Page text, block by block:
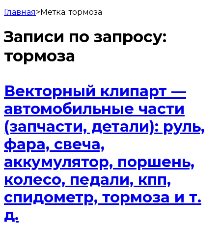
Главная>Метка:тормоза
Записи по запросу:
тормоза
Векторный клипарт —
автомобильные части
(запчасти, детали): руль,
фара, свеча,
аккумулятор, поршень,
колесо, педали, кпп,
спидометр, тормоза и т.
д.